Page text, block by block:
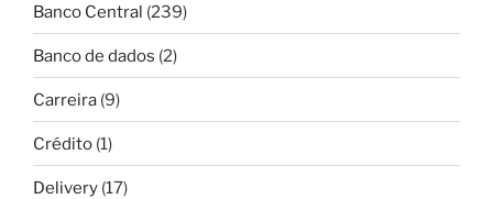
Banco Central (239)
Banco de dados (2)
Carreira (9)
Crédito (1)
Delivery (17)